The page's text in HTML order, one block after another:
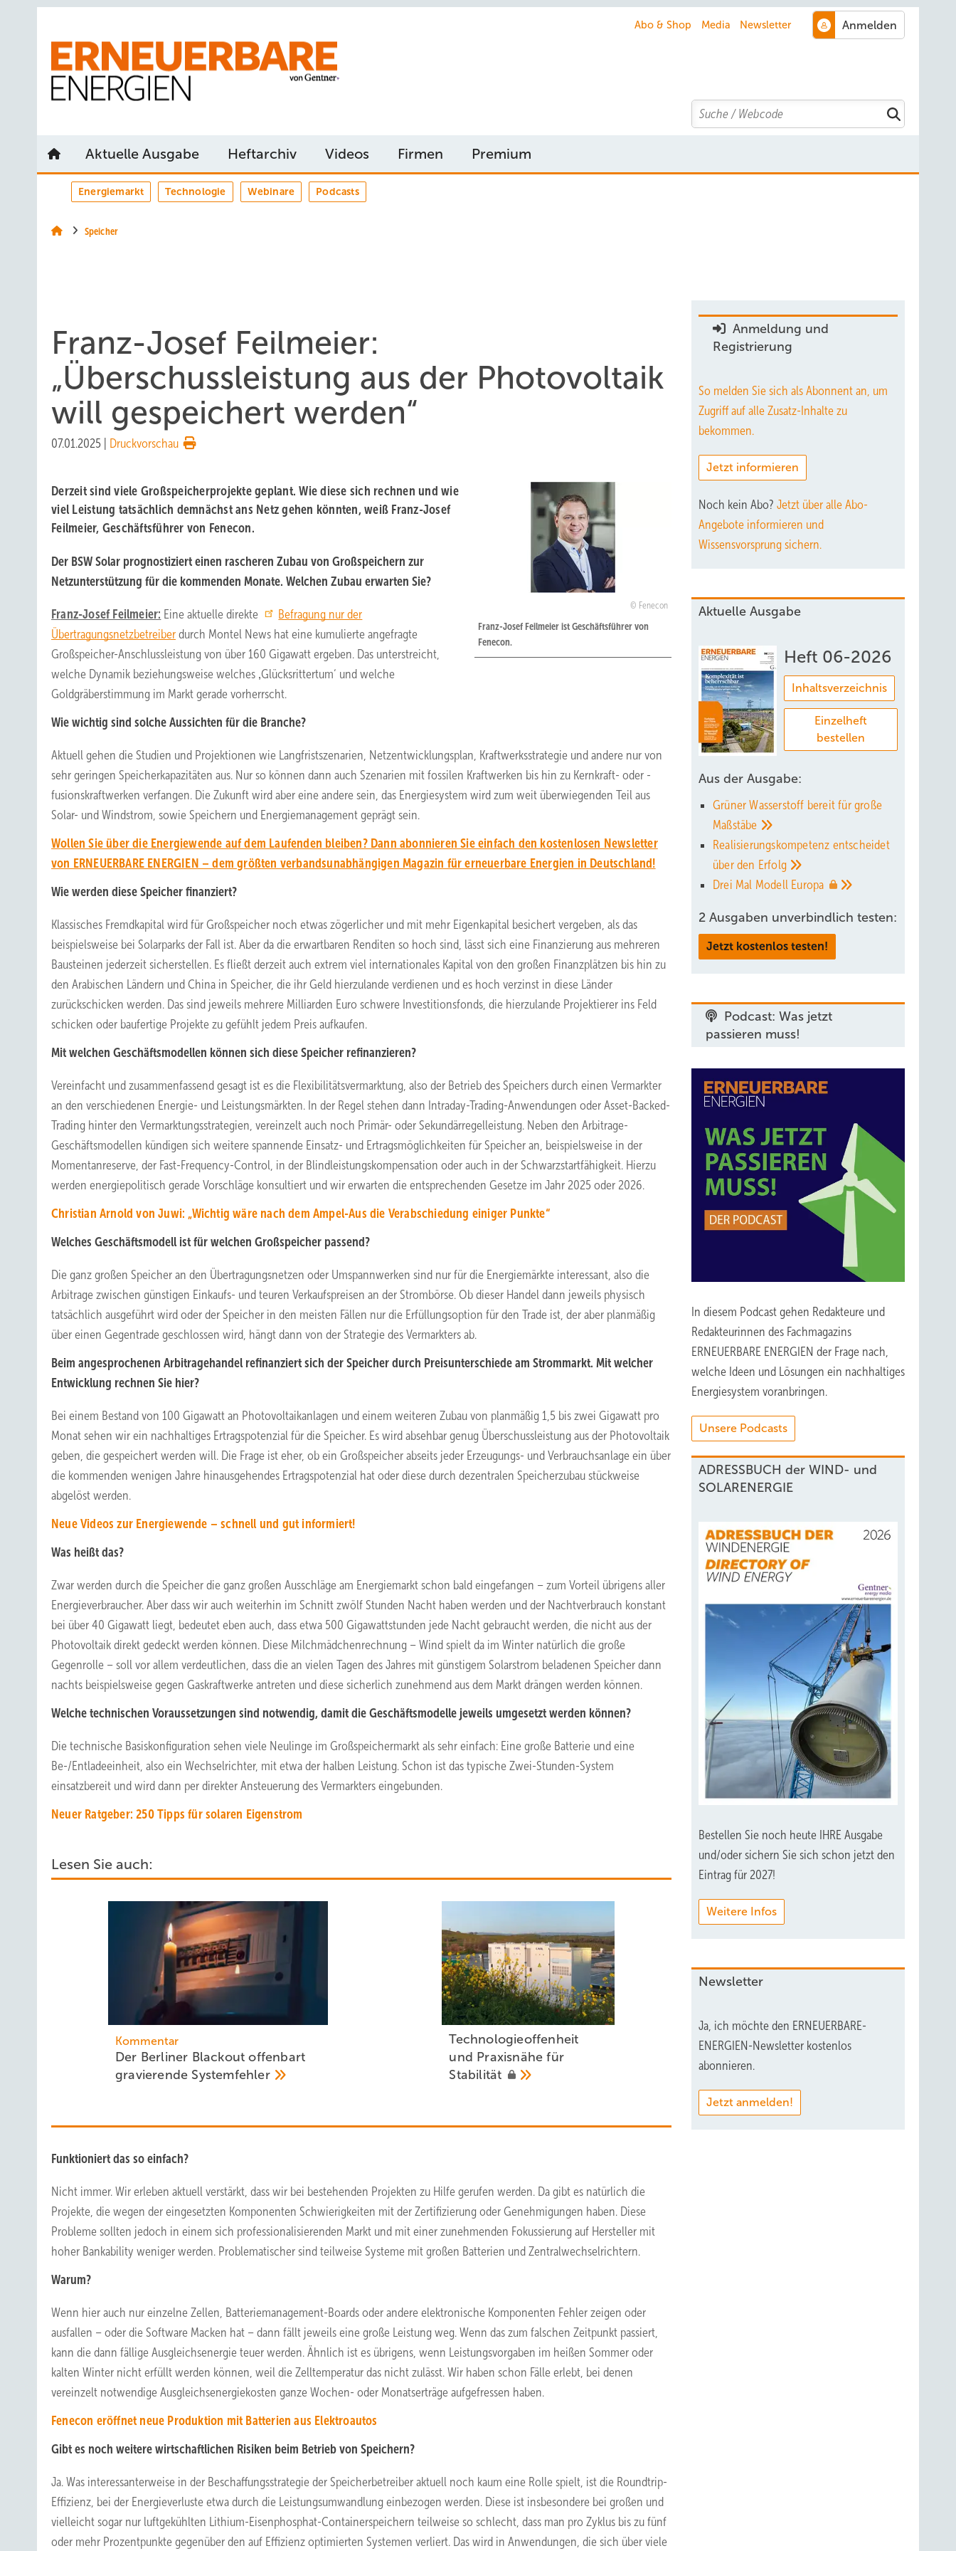
Abo & Shop Media Newsletter
Search
Aktuelle Ausgabe Heftarchiv Videos Firmen Premium
Energiemarkt Technologie Webinare Podcasts
Speicher
Franz-Josef Feilmeier:
„Überschussleistung aus der Photovoltaik
will gespeichert werden“
07.01.2025 Druckvorschau
Fenecon
Franz-Josef Feilmeier ist Geschäftsführer von
Fenecon.
Derzeit sind viele Großspeicherprojekte geplant. Wie diese sich rechnen und wie
viel Leistung tatsächlich demnächst ans Netz gehen könnten, weiß Franz-Josef
Feilmeier, Geschäftsführer von Fenecon.
Der BSW Solar prognostiziert einen rascheren Zubau von Großspeichern zur
Netzunterstützung für die kommenden Monate. Welchen Zubau erwarten Sie?
Franz-Josef Feilmeier: Eine aktuelle direkte
Befragung nur der
Übertragungsnetzbetreiber durch Montel News hat eine kumulierte angefragte
Großspeicher-Anschlussleistung von über 160 Gigawatt ergeben. Das unterstreicht,
welche Dynamik beziehungsweise welches ‚Glücksrittertum‘ und welche
Goldgräberstimmung im Markt gerade vorherrscht.
Wie wichtig sind solche Aussichten für die Branche?
Aktuell gehen die Studien und Projektionen wie Langfristszenarien, Netzentwicklungsplan, Kraftwerksstrategie und andere nur von
sehr geringen Speicherkapazitäten aus. Nur so können dann auch Szenarien mit fossilen Kraftwerken bis hin zu Kernkraft- oder -
fusionskraftwerken verfangen. Die Zukunft wird aber eine andere sein, das Energiesystem wird zum weit überwiegenden Teil aus
Solar- und Windstrom, sowie Speichern und Energiemanagement geprägt sein.
Wollen Sie über die Energiewende auf dem Laufenden bleiben? Dann abonnieren Sie einfach den kostenlosen Newsletter
von ERNEUERBARE ENERGIEN – dem größten verbandsunabhängigen Magazin für erneuerbare Energien in Deutschland!
Wie werden diese Speicher finanziert?
Klassisches Fremdkapital wird für Großspeicher noch etwas zögerlicher und mit mehr Eigenkapital besichert vergeben, als das
beispielsweise bei Solarparks der Fall ist. Aber da die erwartbaren Renditen so hoch sind, lässt sich eine Finanzierung aus mehreren
Bausteinen jederzeit sicherstellen. Es fließt derzeit auch extrem viel internationales Kapital von den großen Finanzplätzen bis hin zu
den Arabischen Ländern und China in Speicher, die ihr Geld hierzulande verdienen und es hoch verzinst in diese Länder
zurückschicken werden. Das sind jeweils mehrere Milliarden Euro schwere Investitionsfonds, die hierzulande Projektierer ins Feld
schicken oder baufertige Projekte zu gefühlt jedem Preis aufkaufen.
Mit welchen Geschäftsmodellen können sich diese Speicher refinanzieren?
Vereinfacht und zusammenfassend gesagt ist es die Flexibilitätsvermarktung, also der Betrieb des Speichers durch einen Vermarkter
an den verschiedenen Energie- und Leistungsmärkten. In der Regel stehen dann Intraday-Trading-Anwendungen oder Asset-Backed-
Trading hinter den Vermarktungsstrategien, vereinzelt auch noch Primär- oder Sekundärregelleistung. Neben den Arbitrage-
Geschäftsmodellen kündigen sich weitere spannende Einsatz- und Ertragsmöglichkeiten für Speicher an, beispielsweise in der
Momentanreserve, der Fast-Frequency-Control, in der Blindleistungskompensation oder auch in der Schwarzstartfähigkeit. Hierzu
werden energiepolitisch gerade Vorschläge konsultiert und wir erwarten die entsprechenden Gesetze im Jahr 2025 oder 2026.
Christian Arnold von Juwi: „Wichtig wäre nach dem Ampel-Aus die Verabschiedung einiger Punkte“
Welches Geschäftsmodell ist für welchen Großspeicher passend?
Die ganz großen Speicher an den Übertragungsnetzen oder Umspannwerken sind nur für die Energiemärkte interessant, also die
Arbitrage zwischen günstigen Einkaufs- und teuren Verkaufspreisen an der Strombörse. Ob dieser Handel dann jeweils physisch
tatsächlich ausgeführt wird oder der Speicher in den meisten Fällen nur die Erfüllungsoption für den Trade ist, der aber planmäßig
über einen Gegentrade geschlossen wird, hängt dann von der Strategie des Vermarkters ab.
Beim angesprochenen Arbitragehandel refinanziert sich der Speicher durch Preisunterschiede am Strommarkt. Mit welcher
Entwicklung rechnen Sie hier?
Bei einem Bestand von 100 Gigawatt an Photovoltaikanlagen und einem weiteren Zubau von planmäßig 1,5 bis zwei Gigawatt pro
Monat sehen wir ein nachhaltiges Ertragspotenzial für die Speicher. Es wird absehbar genug Überschussleistung aus der Photovoltaik
geben, die gespeichert werden will. Die Frage ist eher, ob ein Großspeicher abseits jeder Erzeugungs- und Verbrauchsanlage ein über
die kommenden wenigen Jahre hinausgehendes Ertragspotenzial hat oder diese durch dezentralen Speicherzubau stückweise
abgelöst werden.
Neue Videos zur Energiewende – schnell und gut informiert!
Was heißt das?
Zwar werden durch die Speicher die ganz großen Ausschläge am Energiemarkt schon bald eingefangen – zum Vorteil übrigens aller
Energieverbraucher. Aber dass wir auch weiterhin im Schnitt zwölf Stunden Nacht haben werden und der Nachtverbrauch konstant
bei über 40 Gigawatt liegt, bedeutet eben auch, dass etwa 500 Gigawattstunden jede Nacht gebraucht werden, die nicht aus der
Photovoltaik direkt gedeckt werden können. Diese Milchmädchenrechnung – Wind spielt da im Winter natürlich die große
Gegenrolle – soll vor allem verdeutlichen, dass die an vielen Tagen des Jahres mit günstigem Solarstrom beladenen Speicher dann
nachts beispielsweise gegen Gaskraftwerke antreten und diese sicherlich zunehmend aus dem Markt drängen werden können.
Welche technischen Voraussetzungen sind notwendig, damit die Geschäftsmodelle jeweils umgesetzt werden können?
Die technische Basiskonfiguration sehen viele Neulinge im Großspeichermarkt als sehr einfach: Eine große Batterie und eine
Be-/Entladeeinheit, also ein Wechselrichter, mit etwa der halben Leistung. Schon ist das typische Zwei-Stunden-System
einsatzbereit und wird dann per direkter Ansteuerung des Vermarkters eingebunden.
Neuer Ratgeber: 250 Tipps für solaren Eigenstrom
Lesen Sie auch:
Kommentar
Der Berliner Blackout offenbart
gravierende Systemfehler
Technologieoffenheit
und Praxisnähe für
Stabilität
Funktioniert das so einfach?
Nicht immer. Wir erleben aktuell verstärkt, dass wir bei bestehenden Projekten zu Hilfe gerufen werden. Da gibt es natürlich die
Projekte, die wegen der eingesetzten Komponenten Schwierigkeiten mit der Zertifizierung oder Genehmigungen haben. Diese
Probleme sollten jedoch in einem sich professionalisierenden Markt und mit einer zunehmenden Fokussierung auf Hersteller mit
hoher Bankability weniger werden. Problematischer sind teilweise Systeme mit großen Batterien und Zentralwechselrichtern.
Warum?
Wenn hier auch nur einzelne Zellen, Batteriemanagement-Boards oder andere elektronische Komponenten Fehler zeigen oder
ausfallen – oder die Software Macken hat – dann fällt jeweils eine große Leistung weg. Wenn das zum falschen Zeitpunkt passiert,
kann die dann fällige Ausgleichsenergie teuer werden. Ähnlich ist es übrigens, wenn Leistungsvorgaben im heißen Sommer oder
kalten Winter nicht erfüllt werden können, weil die Zelltemperatur das nicht zulässt. Wir haben schon Fälle erlebt, bei denen
vereinzelt notwendige Ausgleichsenergiekosten ganze Wochen- oder Monatserträge aufgefressen haben.
Fenecon eröffnet neue Produktion mit Batterien aus Elektroautos
Gibt es noch weitere wirtschaftlichen Risiken beim Betrieb von Speichern?
Ja. Was interessanterweise in der Beschaffungsstrategie der Speicherbetreiber aktuell noch kaum eine Rolle spielt, ist die Roundtrip-
Effizienz, bei der Energieverluste etwa durch die Leistungsumwandlung einbezogen werden. Diese ist insbesondere bei großen und
vielleicht sogar nur luftgekühlten Lithium-Eisenphosphat-Containerspeichern teilweise so schlecht, dass man pro Zyklus bis zu fünf
oder mehr Prozentpunkte gegenüber den auf Effizienz optimierten Systemen verliert. Das wird in Anwendungen, die sich über viele
Anmeldung und
Registrierung
So melden Sie sich als Abonnent an, um
Zugriff auf alle Zusatz-Inhalte zu
bekommen.
Jetzt informieren
Noch kein Abo? Jetzt über alle Abo-
Angebote informieren und
Wissensvorsprung sichern.
Aktuelle Ausgabe
Heft 06-2026
Inhaltsverzeichnis
Einzelheft
bestellen
Aus der Ausgabe:
Grüner Wasserstoff bereit für große
Maßstäbe
Realisierungskompetenz entscheidet
über den Erfolg
Drei Mal Modell Europa
2 Ausgaben unverbindlich testen:
Jetzt kostenlos testen!
Podcast: Was jetzt
passieren muss!
In diesem Podcast gehen Redakteure und
Redakteurinnen des Fachmagazins
ERNEUERBARE ENERGIEN der Frage nach,
welche Ideen und Lösungen ein nachhaltiges
Energiesystem voranbringen.
Unsere Podcasts
ADRESSBUCH der WIND- und
SOLARENERGIE
Bestellen Sie noch heute IHRE Ausgabe
und/oder sichern Sie sich schon jetzt den
Eintrag für 2027!
Weitere Infos
Newsletter
Ja, ich möchte den ERNEUERBARE-
ENERGIEN-Newsletter kostenlos
abonnieren.
Jetzt anmelden!